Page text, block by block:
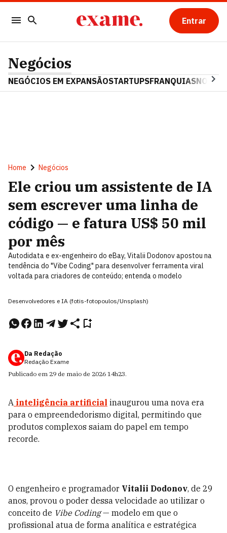
Entrar
Negócios
NEGÓCIOS EM EXPANSÃOSTARTUPSFRANQUIAS
Home Negócios
Ele criou um assistente de IA
sem escrever uma linha de
código — e fatura US$ 50 mil
por mês
Autodidata e ex-engenheiro do eBay, Vitalii Dodonov apostou na
tendência do "Vibe Coding" para desenvolver ferramenta viral
voltada para criadores de conteúdo; entenda o modelo
Desenvolvedores e IA (fotis-fotopoulos/Unsplash)
Da Redação
Redação Exame
Publicado em 29 de maio de 2026 14h23.
A inteligência artificial inaugurou uma nova era
para o empreendedorismo digital, permitindo que
produtos complexos saiam do papel em tempo
recorde.
O engenheiro e programador Vitalii Dodonov, de 29
anos, provou o poder dessa velocidade ao utilizar o
conceito de Vibe Coding— modelo em que o
profissional atua de forma analítica e estratégica